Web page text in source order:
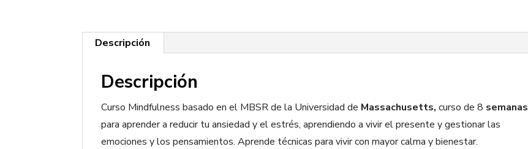
Descripción
Descripción
Curso Mindfulness basado en el MBSR de la Universidad de Massachusetts, curso de 8 semanas
para aprender a reducir tu ansiedad y el estrés, aprendiendo a vivir el presente y gestionar las
emociones y los pensamientos. Aprende técnicas para vivir con mayor calma y bienestar.